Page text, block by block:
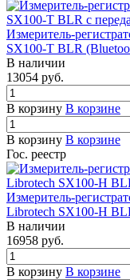
Измеритель-
SX100-T BLR
В наличии
13054 руб.
В корзину В корзине
В корзину В корзине
Гос. реестр
Измеритель-
Librotech SX100-H
В наличии
16958 руб.
В корзину В корзине